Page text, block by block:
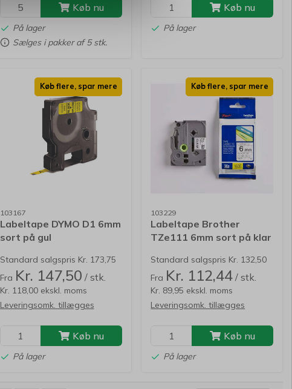
Køb nu
På lager
Sælges i pakker af 5 stk.
Køb nu
På lager
Køb flere, spar mere
103167
Labeltape DYMO D1 6mm
sort på gul
Standard salgspris Kr. 173,75
Fra Kr. 147,50 / stk.
Kr. 118,00 ekskl. moms
Leveringsomk. tillægges
Køb nu
På lager
Køb flere, spar mere
103229
Labeltape Brother
TZe111 6mm sort på klar
Standard salgspris Kr. 132,50
Fra Kr. 112,44 / stk.
Kr. 89,95 ekskl. moms
Leveringsomk. tillægges
Køb nu
På lager